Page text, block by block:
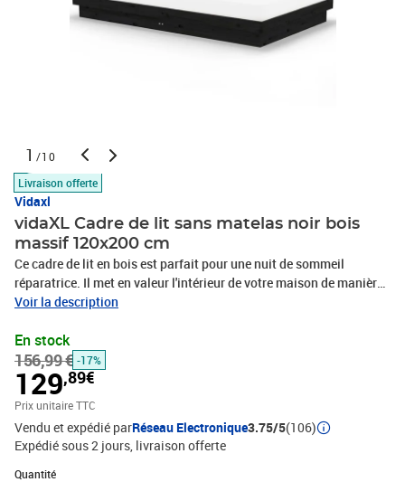
1 /10
Livraison offerte
Vidaxl
vidaXL Cadre de lit sans matelas noir bois
massif 120x200 cm
Ce cadre de lit en bois est parfait pour une nuit de sommeil
réparatrice. Il met en valeur l'intérieur de votre maison de manière
pratique. Matériau de première qualité : le bois de pin massif est
les nœuds donnent au matériau son aspect caractéristique et
rustique.Charme rustique : le lit donne à votre espace des nuances
rustiques qui peuvent être vraiment relaxantes. L'effet calmant du
lit en bois transforme n'importe quelle chambre à coucher ou
chambre d'amis en un endroit apaisant tout en ajoutant un
élément naturel à la pièce.Lattes pratiques : les lattes de ce cadre
de lit en bois massif assurent une bonne répartition du poids,
garantissant que le matelas reste en place à chaque torsion de
Voir la description
En stock
156,99 € -17%
129,89€
Prix unitaire TTC
Vendu et expédié parRéseau Electronique3.75/5(106)
Expédié sous 2 jours livraison offerte
Quantité
Quantité : 1